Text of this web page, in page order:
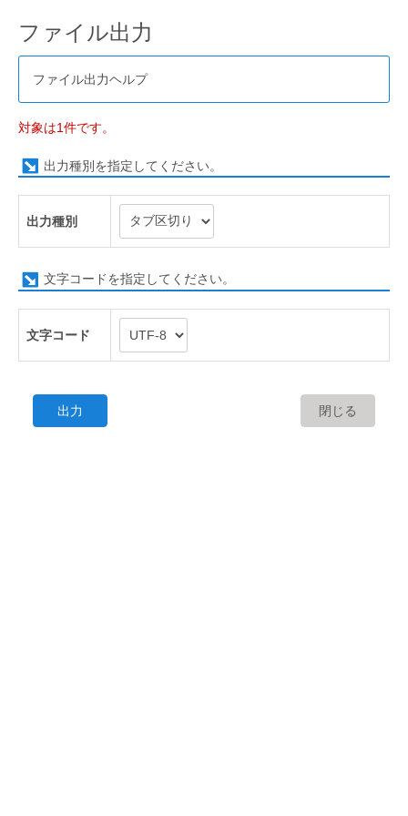
ファイル出力
ファイル出力ヘルプ
対象は1件です。
出力種別を指定してください。
出力種別
文字コードを指定してください。
文字コード